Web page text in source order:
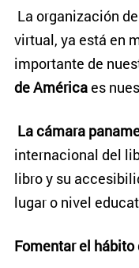
La organización
virtual, ya está en
importante de
de Américaes
La cámara
internacional del
libro y su
lugar o nivel
Fomentar el hábito